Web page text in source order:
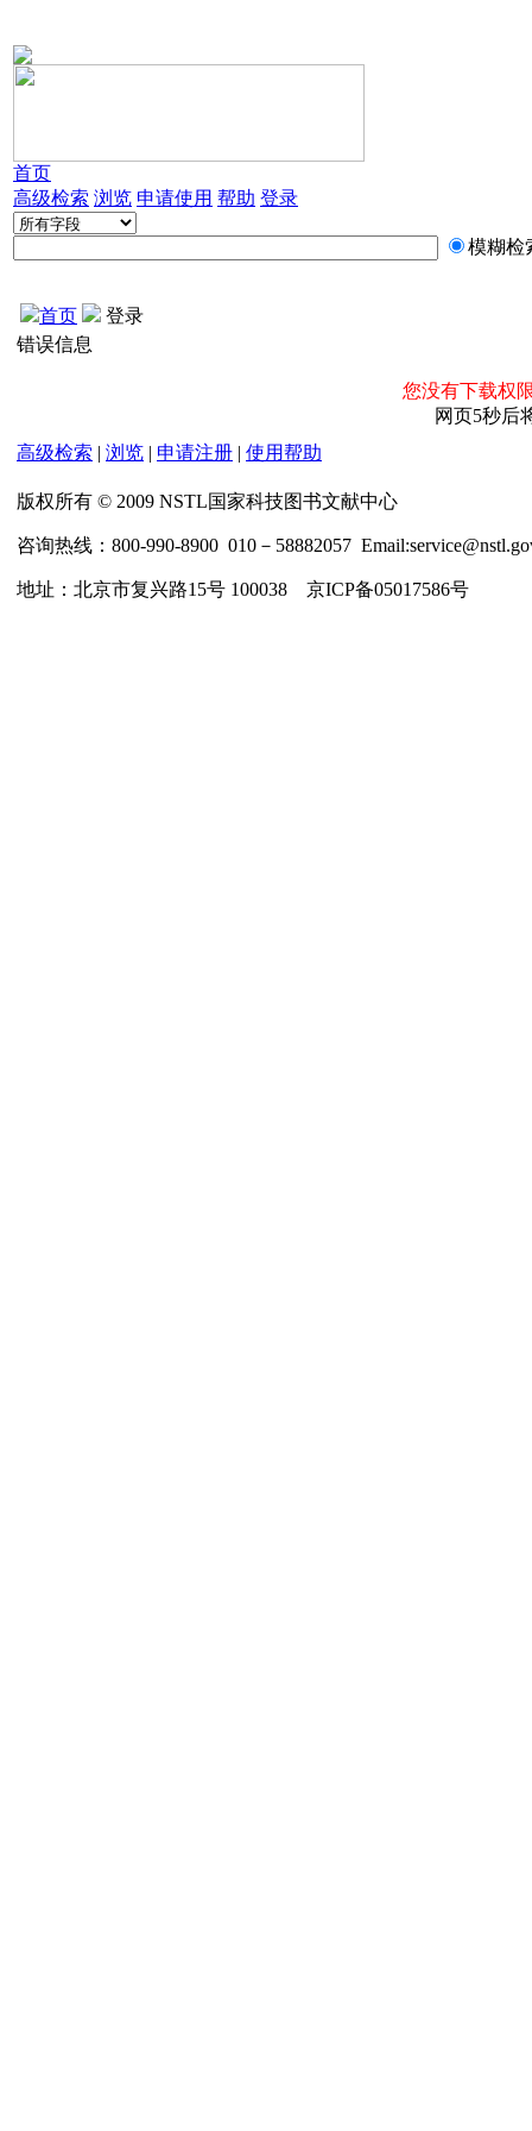
首页
高级检索 浏览 申请使用 帮助 登录
模糊检
首页
登录
错误信息
您没有下载权
网页5秒后
高级检索 | 浏览 | 申请注册 | 使用帮助
版权所有 © 2009 NSTL国家科技图书文献中心
咨询热线：800-990-8900 010－58882057
地址：北京市复兴路15号 100038 京ICP备05017586号